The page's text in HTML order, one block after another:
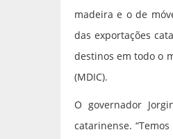
madeira e o de
das exportações
destinos em todo o
(MDIC).
O governador
catarinense.